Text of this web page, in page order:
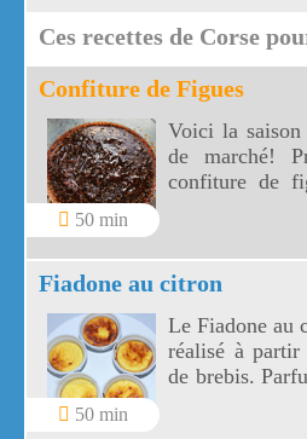
Ces recettes de Corse
Confiture de Figues
50 min
Voici la
de marché!
confiture de
pour vos
garder la au
foie gras.
Fiadone au citron
50 min
Le Fiadone au
réalisé à
de brebis.
le fiadone
réaliser avec